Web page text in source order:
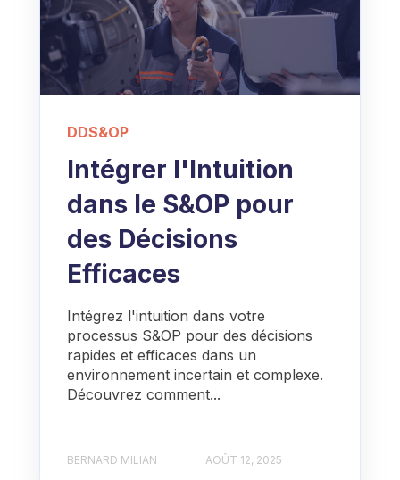
DDS&OP
Intégrer l'Intuition
dans le S&OP pour
des Décisions
Efficaces
Intégrez l'intuition dans votre
processus S&OP pour des décisions
rapides et efficaces dans un
environnement incertain et complexe.
Découvrez comment...
BERNARD MILIAN AOÛT 12, 2025